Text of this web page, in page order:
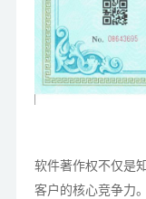
软件著作权不仅是
客户的核心竞争力